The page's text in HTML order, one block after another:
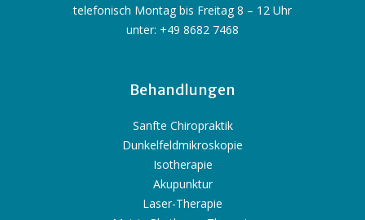
telefonisch Montag bis Freitag 8 – 12 Uhr
unter: +49 8682 7468
Behandlungen
Sanfte Chiropraktik
Dunkelfeldmikroskopie
Isotherapie
Akupunktur
Laser-Therapie